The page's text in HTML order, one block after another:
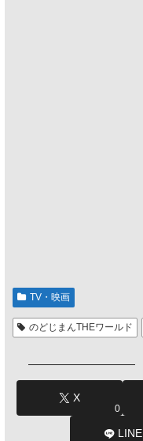
TV・映画
のどじまんTHEワールド
X
0
LINE